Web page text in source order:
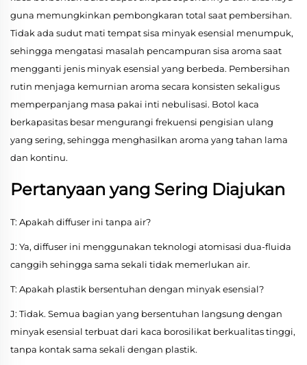
guna memungkinkan pembongkaran total saat pembersihan.
Tidak ada sudut mati tempat sisa minyak esensial menumpuk,
sehingga mengatasi masalah pencampuran sisa aroma saat
mengganti jenis minyak esensial yang berbeda. Pembersihan
rutin menjaga kemurnian aroma secara konsisten sekaligus
memperpanjang masa pakai inti nebulisasi. Botol kaca
berkapasitas besar mengurangi frekuensi pengisian ulang
yang sering, sehingga menghasilkan aroma yang tahan lama
dan kontinu.
Pertanyaan yang Sering Diajukan
T: Apakah diffuser ini tanpa air?
J: Ya, diffuser ini menggunakan teknologi atomisasi dua-fluida
canggih sehingga sama sekali tidak memerlukan air.
T: Apakah plastik bersentuhan dengan minyak esensial?
J: Tidak. Semua bagian yang bersentuhan langsung dengan
minyak esensial terbuat dari kaca borosilikat berkualitas tinggi,
tanpa kontak sama sekali dengan plastik.